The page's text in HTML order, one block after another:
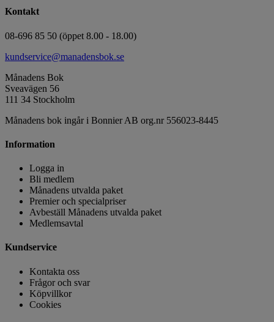
Kontakt
08-696 85 50 (öppet 8.00 - 18.00)
kundservice@manadensbok.se
Månadens Bok
Sveavägen 56
111 34 Stockholm
Månadens bok ingår i Bonnier AB org.nr 556023-8445
Information
Logga in
Bli medlem
Månadens utvalda paket
Premier och specialpriser
Avbeställ Månadens utvalda paket
Medlemsavtal
Kundservice
Kontakta oss
Frågor och svar
Köpvillkor
Cookies